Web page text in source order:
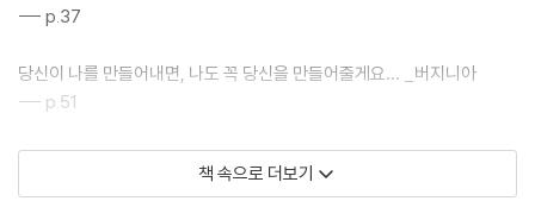
--- p.37
당신이 나를 만들어내면, 나도 꼭 당신을 만들어줄게요… _버지니아
--- p.51
내가 ‘존경한다’고 했었죠. 하지만 내 말의 의미는 ‘사랑한다’였어요. _비타
책 속으로 더보기